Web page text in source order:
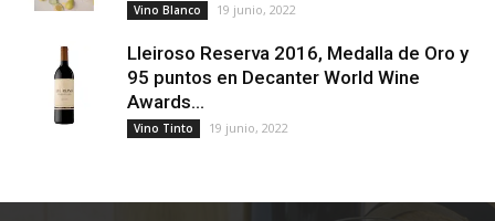
Vino Blanco 19 junio, 2022
Lleiroso Reserva 2016, Medalla de Oro y
95 puntos en Decanter World Wine
Awards...
Vino Tinto 19 junio, 2022